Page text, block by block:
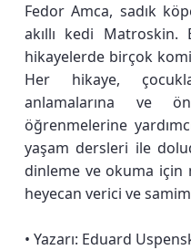
Fedor Amca, sadık
akıllı kedi Matroskin.
hikayelerde birçok
Her hikaye,
anlamalarına ve
öğrenmelerine
yaşam dersleri ile
dinleme ve okuma için
heyecan verici ve
• Yazarı: Eduard